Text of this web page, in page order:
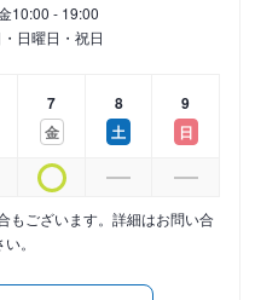
10:00 - 19:00
日曜日・祝日
7
金
8
土
9
日
もございます。詳細はお問い合
。